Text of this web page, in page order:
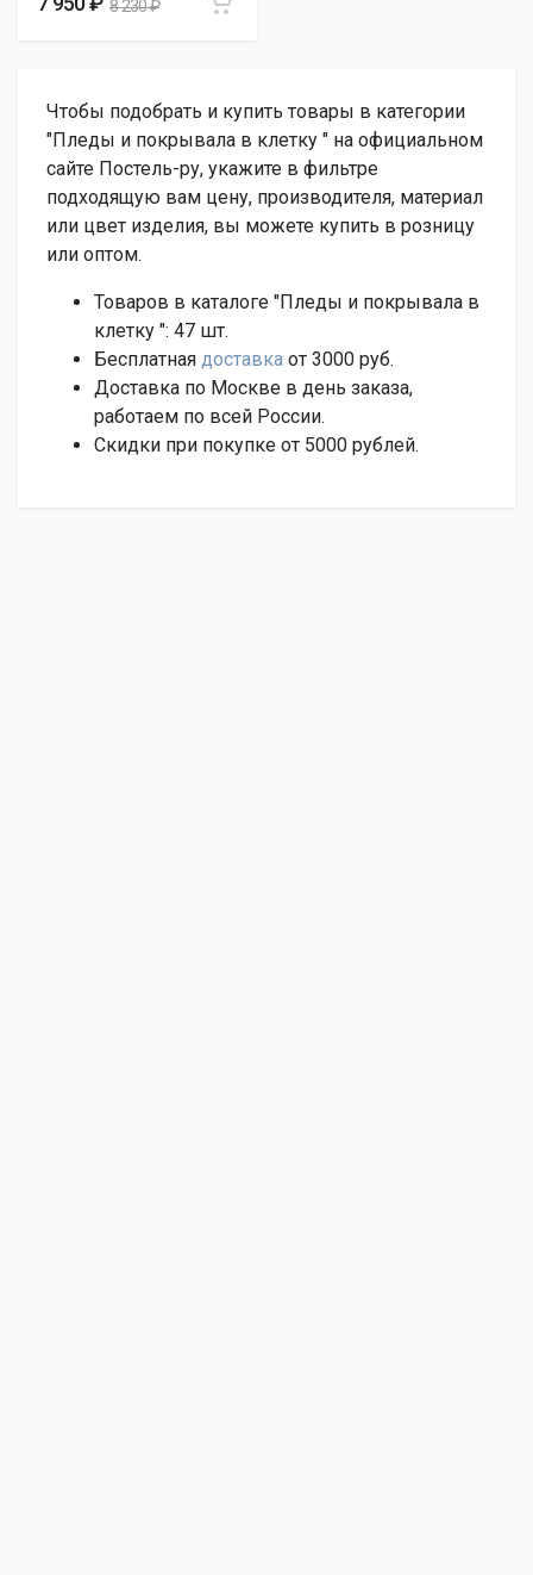
8 230 ₽
Чтобы подобрать и купить товары в категории
"Пледы и покрывала в клетку " на официальном
сайте Постель-ру, укажите в фильтре
подходящую вам цену, производителя, материал
или цвет изделия, вы можете купить в розницу
или оптом.
Товаров в каталоге "Пледы и покрывала в
клетку ": 47 шт.
Бесплатная доставка от 3000 руб.
Доставка по Москве в день заказа,
работаем по всей России.
Скидки при покупке от 5000 рублей.